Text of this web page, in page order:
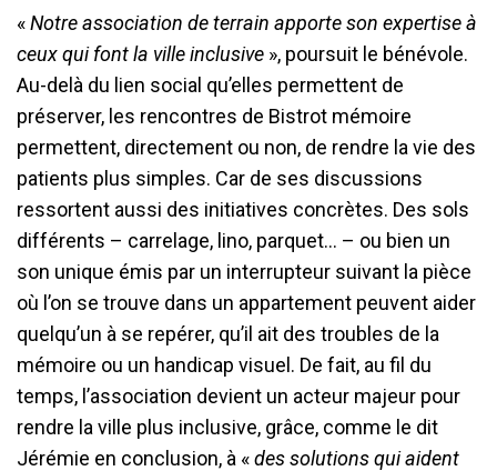
«Notre association de terrain apporte son expertise à
ceux qui font la ville inclusive », poursuit le bénévole.
Au-delà du lien social qu’elles permettent de
préserver, les rencontres de Bistrot mémoire
permettent, directement ou non, de rendre la vie des
patients plus simples. Car de ses discussions
ressortent aussi des initiatives concrètes. Des sols
différents – carrelage, lino, parquet… – ou bien un
son unique émis par un interrupteur suivant la pièce
où l’on se trouve dans un appartement peuvent aider
quelqu’un à se repérer, qu’il ait des troubles de la
mémoire ou un handicap visuel. De fait, au fil du
temps, l’association devient un acteur majeur pour
rendre la ville plus inclusive, grâce, comme le dit
Jérémie en conclusion, à «des solutions qui aident